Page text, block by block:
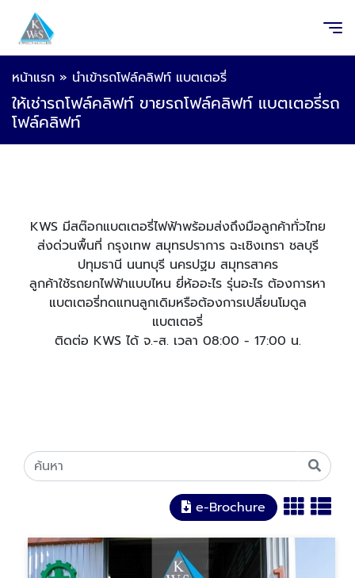
หน้าแรก » นำเข้ารถโฟล์คลิฟท์ แบตเตอรี่
ให้เช่ารถโฟล์คลิฟท์ ขายรถโฟล์คลิฟท์ แบตเตอรี่รถ
โฟล์คลิฟท์
KWS มีสต๊อกแบตเตอรี่ไฟฟ้าพร้อมส่งถึงมือลูกค้าทั่วไทย
ส่งด่วนพื้นที่ กรุงเทพ สมุทรปราการ ฉะเชิงเทรา ชลบุรี
ปทุมธานี นนทบุรี นครปฐม สมุทรสาคร
ลูกค้าใช้รถยกไฟฟ้าแบบไหน ยี่ห้ออะไร รุ่นอะไร ต้องการหา
แบตเตอรี่ทดแทนลูกเดิมหรือต้องการเปลี่ยนโมดูล
แบตเตอรี่
ติดต่อ KWS ได้ จ.-ส. เวลา 08:00 - 17:00 น.
e-Brochure